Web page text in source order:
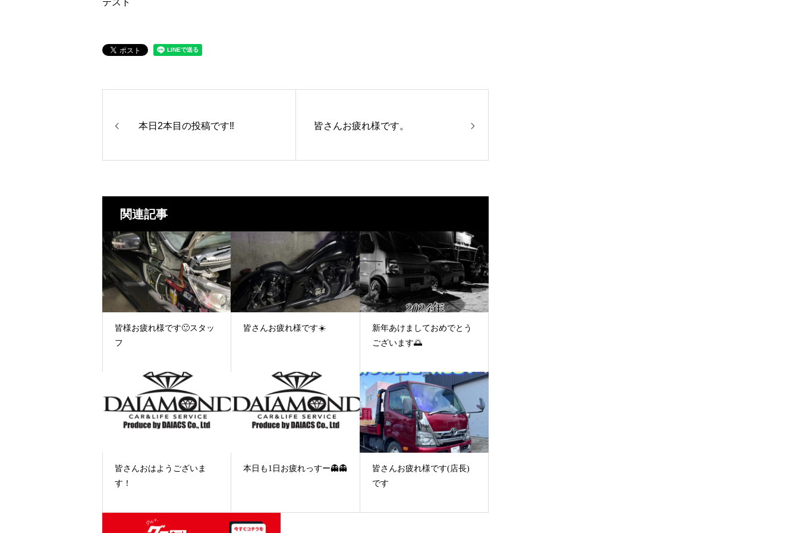
テスト
本日2本目の投稿です‼️ 皆さんお疲れ様です。
関連記事
皆様お疲れ様です🙂スタッ
フ
皆さんお疲れ様です☀️
新年あけましておめでとう
ございます🌅
皆さんおはようございま
す！
本日も1日お疲れっすー👻👻
皆さんお疲れ様です(店長)
です